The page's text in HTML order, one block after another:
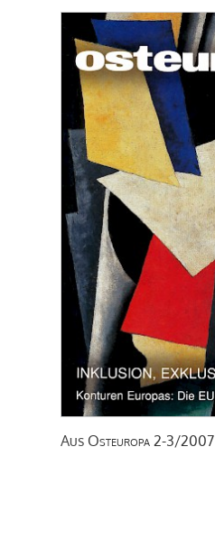
Aus Osteuropa 2-3/2007